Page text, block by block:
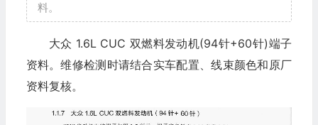
料。
大众 1.6L CUC 双燃料发动机(94针+60针)端子
资料。维修检测时请结合实车配置、线束颜色和原厂
资料复核。